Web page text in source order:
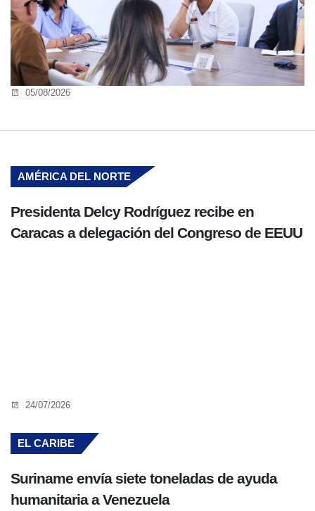
05/08/2026
AMÉRICA DEL NORTE
Presidenta Delcy Rodríguez recibe en
Caracas a delegación del Congreso de EEUU
24/07/2026
EL CARIBE
Suriname envía siete toneladas de ayuda
humanitaria a Venezuela